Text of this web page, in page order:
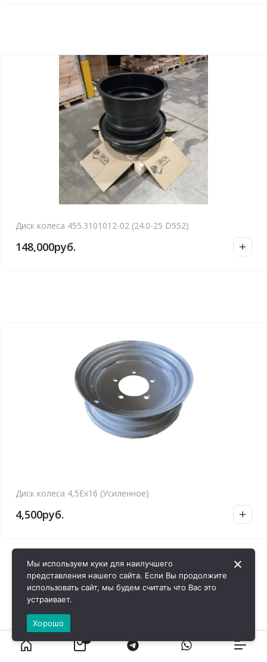
Диск колеса 455.3101012-02 (24.0-25 D552)
148,000руб.
Диск колеса 4,5Ех16 (Усиленное)
4,500руб.
Мы используем куки для наилучшего
представления нашего сайта. Если Вы продолжите
использовать сайт, мы будем считать что Вас это
устраивает.
Хорошо